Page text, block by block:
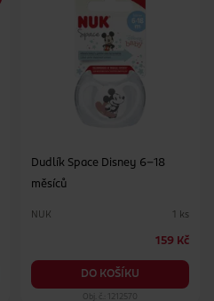
Dudlík Space Disney 6-18
měsíců
NUK 1 ks
159 Kč
DO KOŠÍKU
Obj. č.: 1212570